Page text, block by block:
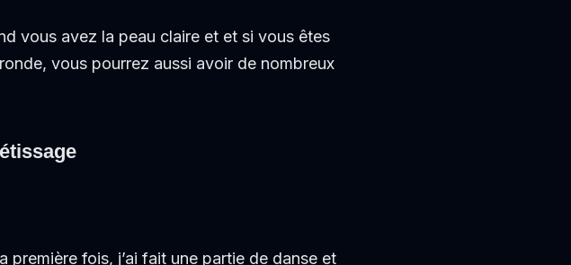
vous avez la peau claire et et si vous êtes
vous pourrez aussi avoir de nombreux
première fois, j’ai fait une partie de danse et